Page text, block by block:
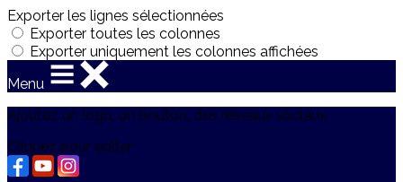
Exporter les lignes sélectionnées
Exporter toutes les colonnes
Exporter uniquement les colonnes affichées
Menu
Ajoutez un logo, un bouton, des réseaux sociaux
Cliquez pour éditer